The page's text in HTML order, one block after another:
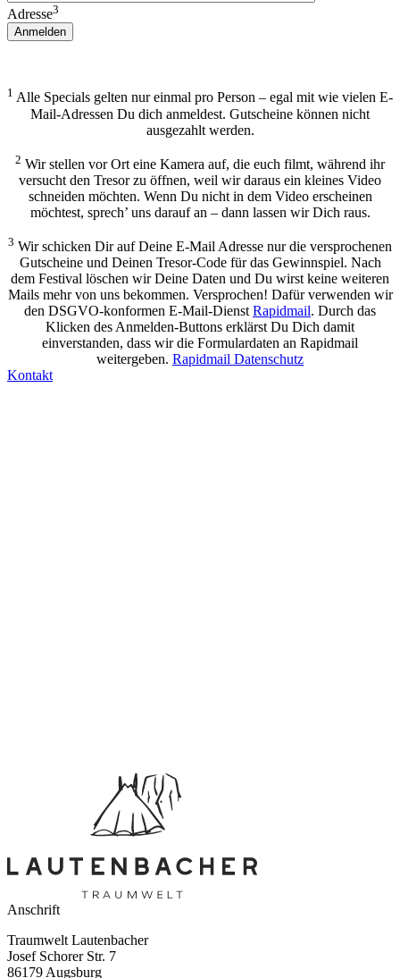
Adresse3
1 Alle Specials gelten nur einmal pro Person – egal mit wie vielen E-
Mail-Adressen Du dich anmeldest. Gutscheine können nicht
ausgezahlt werden.
2 Wir stellen vor Ort eine Kamera auf, die euch filmt, während ihr
versucht den Tresor zu öffnen, weil wir daraus ein kleines Video
schneiden möchten. Wenn Du nicht in dem Video erscheinen
möchtest, sprech’ uns darauf an – dann lassen wir Dich raus.
3 Wir schicken Dir auf Deine E-Mail Adresse nur die versprochenen
Gutscheine und Deinen Tresor-Code für das Gewinnspiel. Nach
dem Festival löschen wir Deine Daten und Du wirst keine weiteren
Mails mehr von uns bekommen. Versprochen! Dafür verwenden wir
den DSGVO-konformen E-Mail-Dienst Rapidmail. Durch das
Klicken des Anmelden-Buttons erklärst Du Dich damit
einverstanden, dass wir die Formulardaten an Rapidmail
weitergeben. Rapidmail Datenschutz
Kontakt
Anschrift
Traumwelt Lautenbacher
Josef Schorer Str. 7
86179 Augsburg